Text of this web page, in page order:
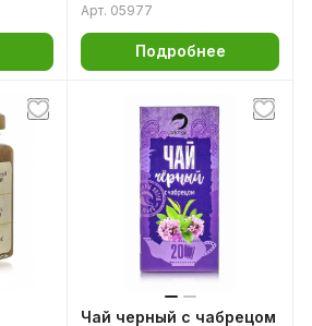
Арт. 05977
Подробнее
Чай черный с чабрецом